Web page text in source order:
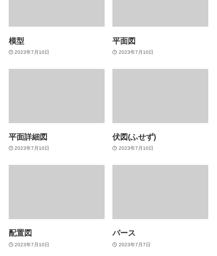
模型
2023年7月10日
平面図
2023年7月10日
平面詳細図
2023年7月10日
伏図(ふせず)
2023年7月10日
配置図
2023年7月10日
パース
2023年7月7日